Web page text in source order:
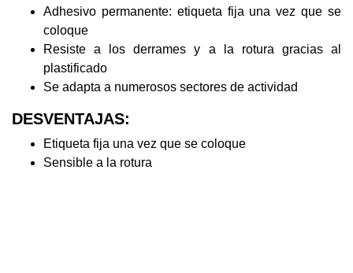
Adhesivo permanente: etiqueta fija una vez que se
coloque
Resiste a los derrames y a la rotura gracias al
plastificado
Se adapta a numerosos sectores de actividad
DESVENTAJAS:
Etiqueta fija una vez que se coloque
Sensible a la rotura